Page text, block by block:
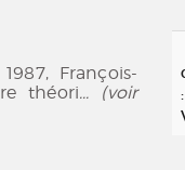
François-
théori... (voir